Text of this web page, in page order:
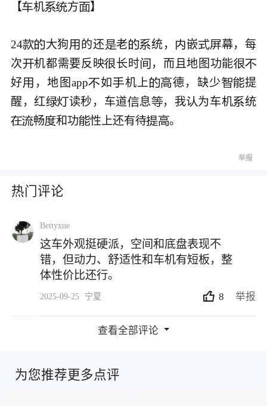
【机方】
24大狗 的还老统， 嵌幕，每
次机都需要反映长时 ，而且地图功能
好 ，地图app如机上 德，缺少提
醒，红读秒，车道息，我为车机统
畅和功性上还有待。
举报
热门评论
Bettyxue
这车外观挺硬派，空间和底盘表现不
错，但动力、舒适性和车机有短板，整
体性价比还行。
2025-09-25 宁夏 8 举报
查看全部评论
为您推荐更多点评